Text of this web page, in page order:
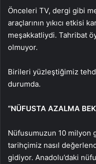
Önceleri TV, dergi gibi
araçlarının yıkıcı etkisi
meşakkatliydi. Tahribat
olmuyor.
Birileri yüzleştiğimiz
durumda.
“NÜFUSTA AZALMA
Nüfusumuzun 10 milyon
tarihçimiz nasıl
gidiyor. Anadolu’daki